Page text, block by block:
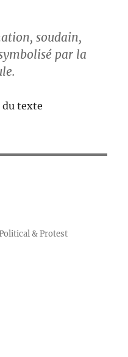
soudain,
par la
du texte
& Protest